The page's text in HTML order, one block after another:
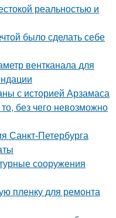
реальностью и
было сделать себе
вентканала для
с историей Арзамаса
без чего невозможно
Санкт-Петербурга
сооружения
пленку для ремонта